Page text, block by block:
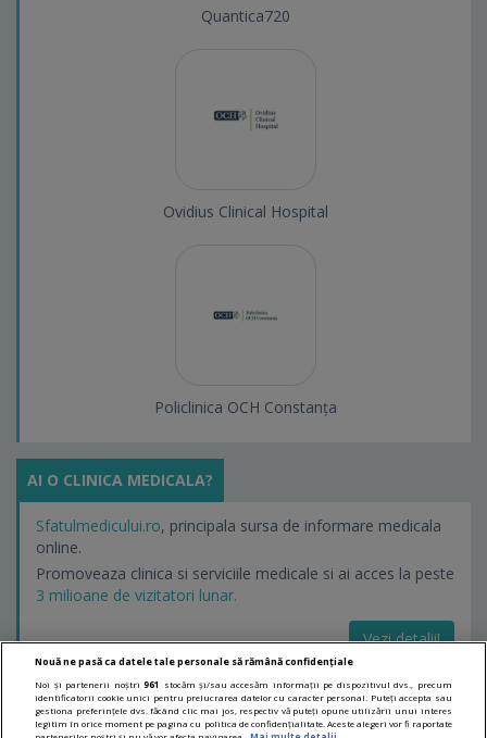
Quantica720
Ovidius Clinical Hospital
Policlinica OCH Constanța
AI O CLINICA MEDICALA?
Sfatulmedicului.ro, principala sursa de informare medicala
online.
Promoveaza clinica si serviciile medicale si ai acces la peste
3 milioane de vizitatori lunar.
Vezi detalii!
LINKURI UTILE
Nouă ne pasă ca datele tale personale să rămână confidențiale
Noi și partenerii noștri961
stocăm și/sau accesăm informații pe dispozitivul dvs., precum
identificatorii cookie unici pentru prelucrarea datelor cu caracter personal. Puteți accepta sau
gestiona preferințele dvs. făcând clic mai jos, respectiv vă puteți opune utilizării unui interes
legitim în orice moment pe pagina cu politica de confidențialitate. Aceste alegeri vor fi raportate